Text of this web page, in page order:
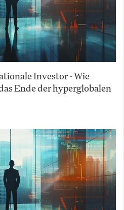
Investor - Wie
Ende der hyperglobalen